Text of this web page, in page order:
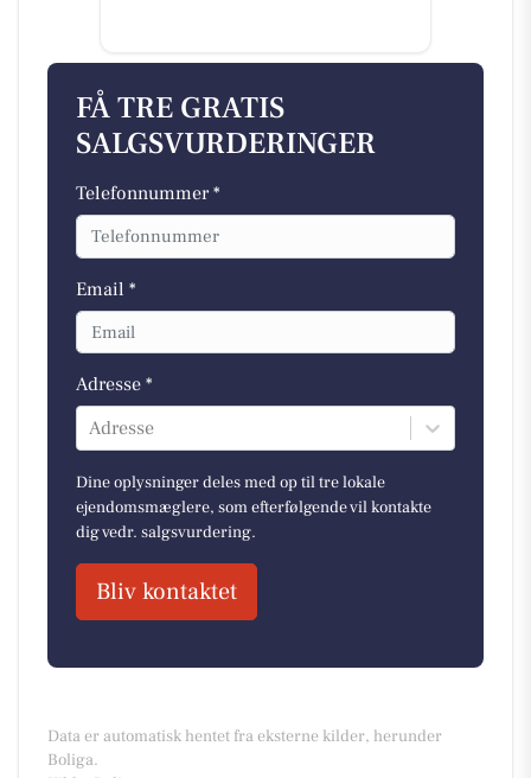
FÅ TRE GRATIS
SALGSVURDERINGER
Telefonnummer *
Email *
Adresse *
Adresse
Dine oplysninger deles med op til tre lokale
ejendomsmæglere, som efterfølgende vil kontakte
dig vedr. salgsvurdering.
Bliv kontaktet
Data er automatisk hentet fra eksterne kilder, herunder
Boliga.